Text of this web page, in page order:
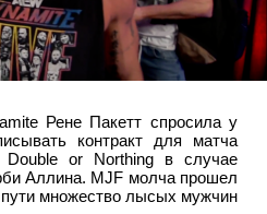
Рене Пакетт спросила у
контракт для матча
or Northing в случае
Аллина. MJF молча прошел
множество лысых мужчин